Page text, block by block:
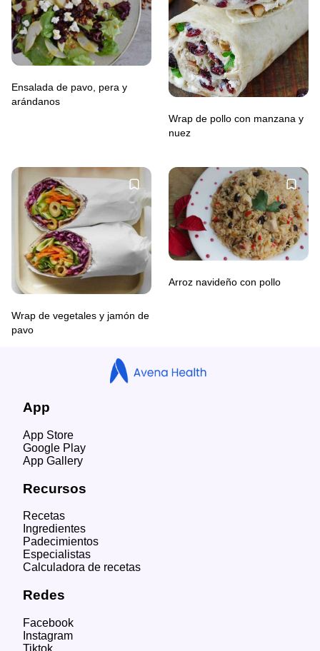
Ensalada de pavo, pera y
arándanos
Wrap de pollo con manzana y
nuez
Wrap de vegetales y jamón de
pavo
Arroz navideño con pollo
App
App Store
Google Play
App Gallery
Recursos
Recetas
Ingredientes
Padecimientos
Especialistas
Calculadora de recetas
Redes
Facebook
Instagram
Tiktok